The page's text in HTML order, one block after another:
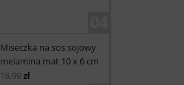
Miseczka na sos sojowy
melamina mat 10 x 6 cm
18,99zł